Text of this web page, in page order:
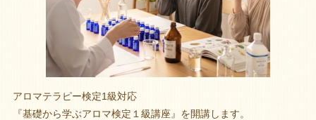
アロマテラピー検定1級対応
『基礎から学ぶアロマ検定１級講座』を開講します。